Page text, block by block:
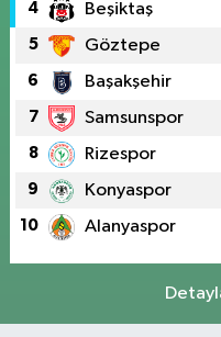
4 Beşiktaş
5 Göztepe
6 Başakşehir
7 Samsunspor
8 Rizespor
9 Konyaspor
10 Alanyaspor